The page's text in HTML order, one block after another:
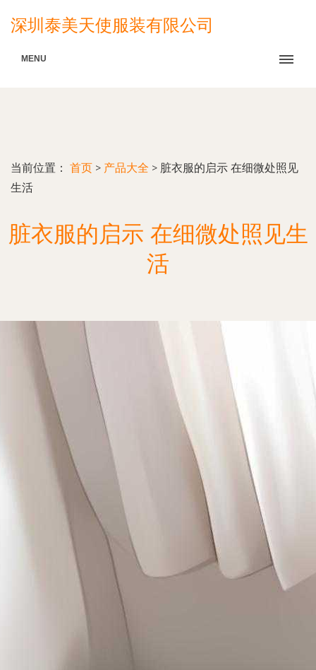
深圳泰美天使服装有限公司
MENU
当前位置： 首页 > 产品大全 > 脏衣服的启示 在细微处照见
生活
脏衣服的启示 在细微处照见生
活